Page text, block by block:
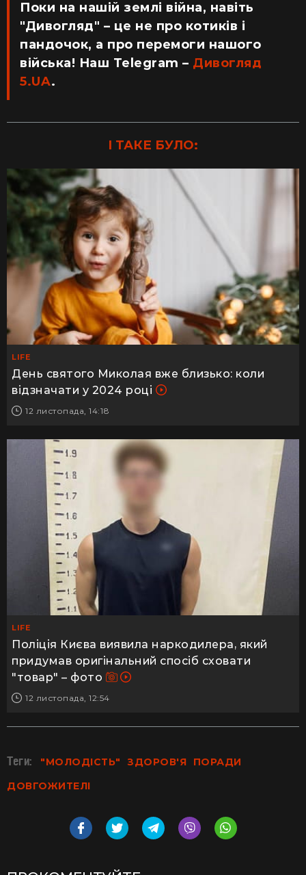
Поки на нашій землі війна, навіть
"Дивогляд" – це не про котиків і
пандочок, а про перемоги нашого
війська! Наш Telegram – Дивогляд
5.UA.
І ТАКЕ БУЛО:
LIFE
День святого Миколая вже близько: коли
відзначати у 2024 році
12 листопада, 14:18
LIFE
Поліція Києва виявила наркодилера, який
придумав оригінальний спосіб сховати
"товар" – фото
12 листопада, 12:54
Теги: "МОЛОДІСТЬ" ЗДОРОВ'Я
ПОРАДИ
ДОВГОЖИТЕЛІ